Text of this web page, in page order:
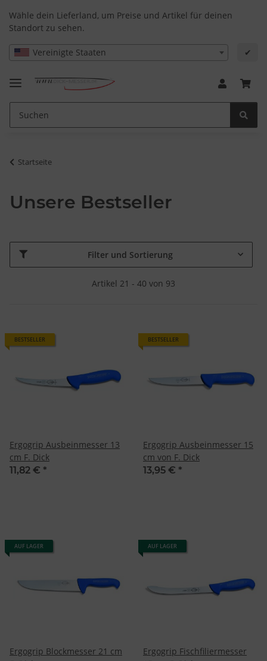
Wähle dein Lieferland, um Preise und Artikel für deinen
Standort zu sehen.
Vereinigte Staaten ✔
Startseite
Unsere Bestseller
Filter und Sortierung
Artikel 21 - 40 von 93
BESTSELLER
Ergogrip Ausbeinmesser 13
cm F. Dick
11,82 € *
BESTSELLER
Ergogrip Ausbeinmesser 15
cm von F. Dick
13,95 € *
AUF LAGER
Ergogrip Blockmesser 21 cm
AUF LAGER
Ergogrip Fischfiliermesser